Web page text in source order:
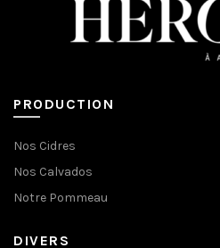
PRODUCTION
Nos Cidres
Nos Calvados
Notre Pommeau
DIVERS